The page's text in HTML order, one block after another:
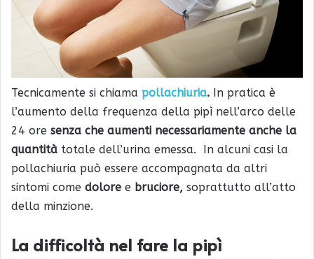
Tecnicamente si chiama pollachiuria. In pratica è
l’aumento della frequenza della pipì nell’arco delle
24 ore senza che aumenti necessariamente anche la
quantità totale dell’urina emessa. In alcuni casi la
pollachiuria può essere accompagnata da altri
sintomi come dolore e bruciore, soprattutto all’atto
della minzione.
La difficoltà nel fare la pipì